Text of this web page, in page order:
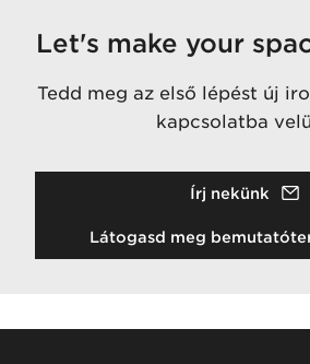
Let's make your
Tedd meg az első lépést új
kapcsolatba
Írj nekünk
Látogasd meg